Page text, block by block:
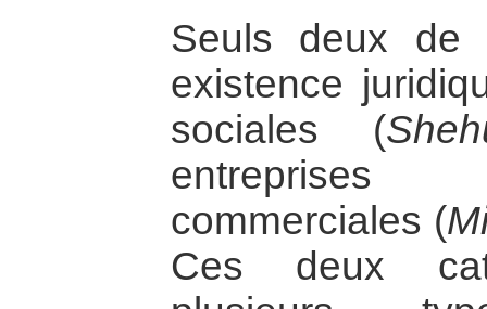
Seuls deux de
existence
sociales (
entreprises
commerciales (
Ces deux